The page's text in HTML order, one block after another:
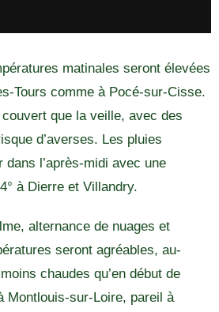
matinales seront élevées
Tours comme à Pocé-sur-Cisse.
que la veille, avec des
d’averses. Les pluies
l’après-midi avec une
à Dierre et Villandry.
alternance de nuages et
seront agréables, au-
chaudes qu’en début de
Montlouis-sur-Loire, pareil à